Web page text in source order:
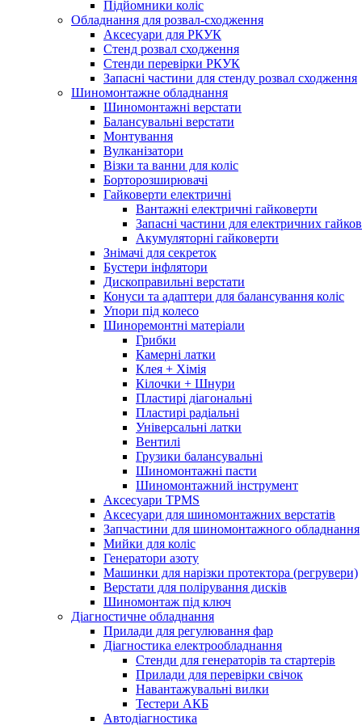
Підйомники коліс
Обладнання для розвал-сходження
Аксесуари для РКУК
Стенд розвал сходження
Стенди перевірки РКУК
Запасні частини для стенду розвал сходження
Шиномонтажне обладнання
Шиномонтажні верстати
Балансувальні верстати
Монтування
Вулканізатори
Візки та ванни для коліс
Борторозширювачі
Гайковерти електричні
Вантажні електричні гайковерти
Запасні частини для електричних
Акумуляторні гайковерти
Знімачі для секреток
Бустери інфлятори
Дископравильні верстати
Конуси та адаптери для балансування коліс
Упори під колесо
Шиноремонтні матеріали
Грибки
Камерні латки
Клея + Хімія
Кілочки + Шнури
Пластирі діагональні
Пластирі радіальні
Універсальні латки
Вентилі
Грузики балансувальні
Шиномонтажні пасти
Шиномонтажний інструмент
Аксесуари TPMS
Аксесуари для шиномонтажних верстатів
Запчастини для шиномонтажного обладнання
Мийки для коліс
Генератори азоту
Машинки для нарізки протектора (регрувери)
Верстати для полірування дисків
Шиномонтаж під ключ
Діагностичне обладнання
Прилади для регулювання фар
Діагностика електрообладнання
Стенди для генераторів та стартерів
Прилади для перевірки свічок
Навантажувальні вилки
Тестери АКБ
Автодіагностика